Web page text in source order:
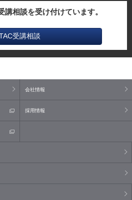
講相談を受け付けています。
受講相談
会社情報
採用情報